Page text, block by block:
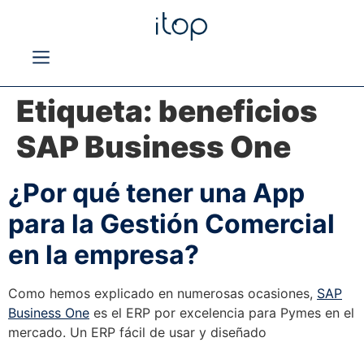
Etiqueta: beneficios
SAP Business One
¿Por qué tener una App
para la Gestión Comercial
en la empresa?
Como hemos explicado en numerosas ocasiones, SAP
Business One es el ERP por excelencia para Pymes en el
mercado. Un ERP fácil de usar y diseñado